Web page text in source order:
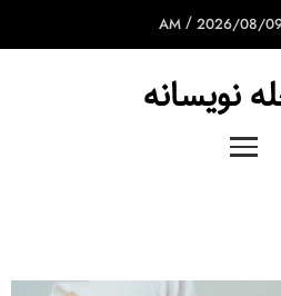
/ 2026/08/
نویسانه